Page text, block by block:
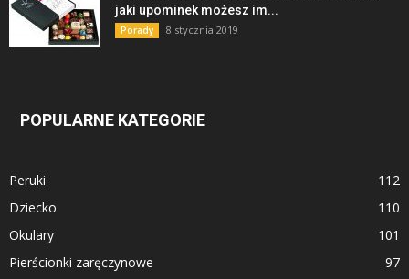
jaki upominek możesz im...
Porady 8 stycznia 2019
POPULARNE KATEGORIE
Peruki
112
Dziecko
110
Okulary
101
Pierścionki zaręczynowe
97